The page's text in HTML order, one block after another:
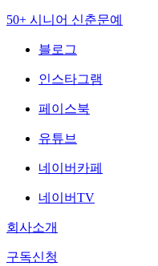
50+ 시니어 신춘문예
블로그
인스타그램
페이스북
유튜브
네이버카페
네이버TV
회사소개
구독신청